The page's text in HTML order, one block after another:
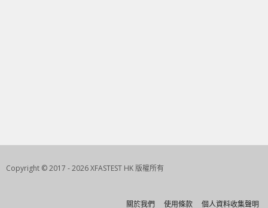
Copyright © 2017 - 2026 XFASTEST HK 版權所有
關於我們 使用條款 個人資料收集聲明